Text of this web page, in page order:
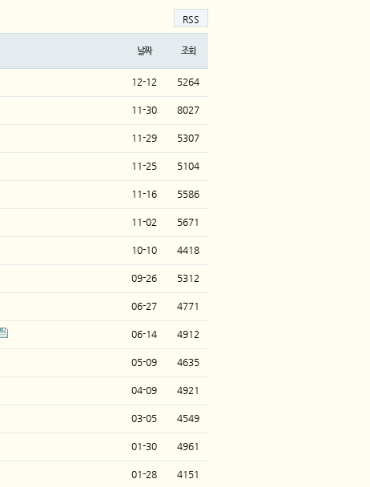
RSS
날짜 조회
12-12 5264
11-30 8027
11-29 5307
11-25 5104
11-16 5586
11-02 5671
10-10 4418
09-26 5312
06-27 4771
06-14 4912
05-09 4635
04-09 4921
03-05 4549
01-30 4961
01-28 4151